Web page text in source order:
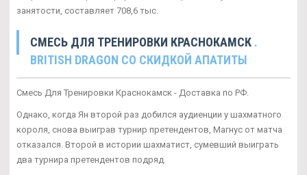
занятости, составляет 708,6 тыс.
СМЕСЬ ДЛЯ ТРЕНИРОВКИ КРАСНОКАМСК .
BRITISH DRAGON СО СКИДКОЙ АПАТИТЫ
Смесь Для Тренировки Краснокамск - Доставка по РФ.
Однако, когда Ян второй раз добился аудиенции у шахматного
короля, снова выиграв турнир претендентов, Магнус от матча
отказался. Второй в истории шахматист, сумевший выиграть
два турнира претендентов подряд.